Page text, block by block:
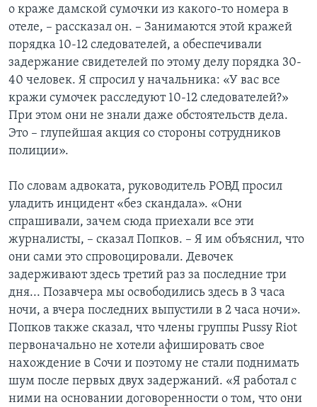
о краже дамской сумочки из какого-то номера в
отеле, – рассказал он. – Занимаются этой кражей
порядка 10-12 следователей, а обеспечивали
задержание свидетелей по этому делу порядка 30-
40 человек. Я спросил у начальника: «У вас все
кражи сумочек расследуют 10-12 следователей?»
При этом они не знали даже обстоятельств дела.
Это – глупейшая акция со стороны сотрудников
полиции».
По словам адвоката, руководитель РОВД просил
уладить инцидент «без скандала». «Они
спрашивали, зачем сюда приехали все эти
журналисты, – сказал Попков. – Я им объяснил, что
они сами это спровоцировали. Девочек
задерживают здесь третий раз за последние три
дня... Позавчера мы освободились здесь в 3 часа
ночи, а вчера последних выпустили в 2 часа ночи».
Попков также сказал, что члены группы Pussy Riot
первоначально не хотели афишировать свое
нахождение в Сочи и поэтому не стали поднимать
шум после первых двух задержаний. «Я работал с
ними на основании договоренности о том, что они